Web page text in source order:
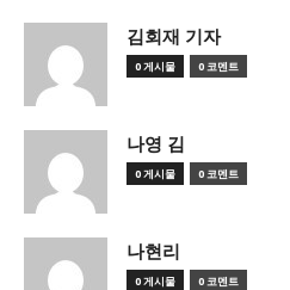
김회재 기자
0 게시물 0 코멘트
나영 김
0 게시물 0 코멘트
나현리
0 게시물 0 코멘트